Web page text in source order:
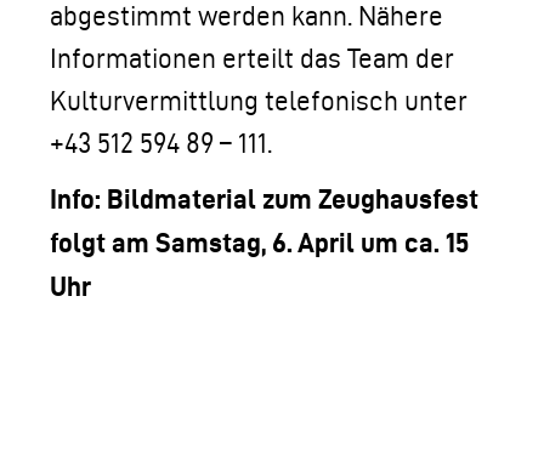
abgestimmt werden kann. Nähere
Informationen erteilt das Team der
Kulturvermittlung telefonisch unter
+43 512 594 89 – 111.
Info: Bildmaterial zum Zeughausfest
folgt am Samstag, 6. April um ca. 15
Uhr